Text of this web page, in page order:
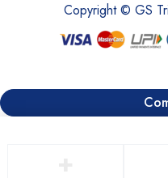
Copyright © GS